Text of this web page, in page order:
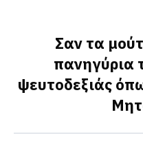
Σαν τα
πανηγύρια
ψευτοδεξιάς